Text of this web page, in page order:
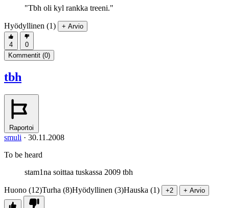
"Tbh oli kyl rankka treeni."
Hyödyllinen (1) + Arvio
4
0
Kommentit (0)
tbh
Raportoi
smuli · 30.11.2008
To be heard
stam1na soittaa tuskassa 2009 tbh
Huono (12)Turha (8)Hyödyllinen (3)Hauska (1) +2 + Arvio